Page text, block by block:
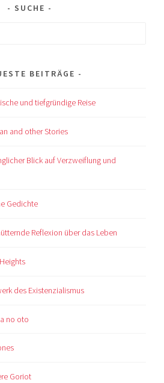
SUCHE
BEITRÄGE
und tiefgründige Reise
and other Stories
Blick auf Verzweiflung und
Gedichte
Reflexion über das Leben
des Existenzialismus
no oto
Goriot